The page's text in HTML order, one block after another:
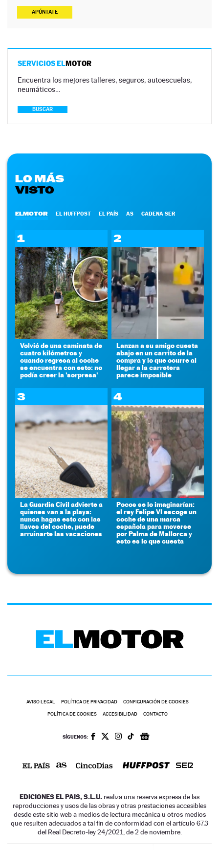
APÚNTATE
SERVICIOS ELMOTOR
Encuentra los mejores talleres, seguros, autoescuelas,
neumáticos…
BUSCAR
LO MÁS
VISTO
ELMOTOR EL HUFFPOST EL PAÍS AS CADENA SER
1
Volvió de una caminata de
cuatro kilómetros y
cuando regresa al coche
se encuentra con esto: no
podía creer la 'sorpresa'
2
Lanzan a su amigo cuesta
abajo en un carrito de la
compra y lo que ocurre al
llegar a la carretera
parece imposible
3
La Guardia Civil advierte a
quienes van a la playa:
nunca hagas esto con las
llaves del coche, puede
arruinarte las vacaciones
4
Pocos se lo imaginarían:
el rey Felipe VI escoge un
coche de una marca
española para moverse
por Palma de Mallorca y
esto es lo que cuesta
AVISO LEGAL POLÍTICA DE PRIVACIDAD CONFIGURACIÓN DE COOKIES
POLÍTICA DE COOKIES ACCESIBILIDAD CONTACTO
SÍGUENOS:
EDICIONES EL PAIS, S.L.U. realiza una reserva expresa de las
reproducciones y usos de las obras y otras prestaciones accesibles
desde este sitio web a medios de lectura mecánica u otros medios
que resulten adecuados a tal fin de conformidad con el artículo 67.3
del Real Decreto-ley 24/2021, de 2 de noviembre.